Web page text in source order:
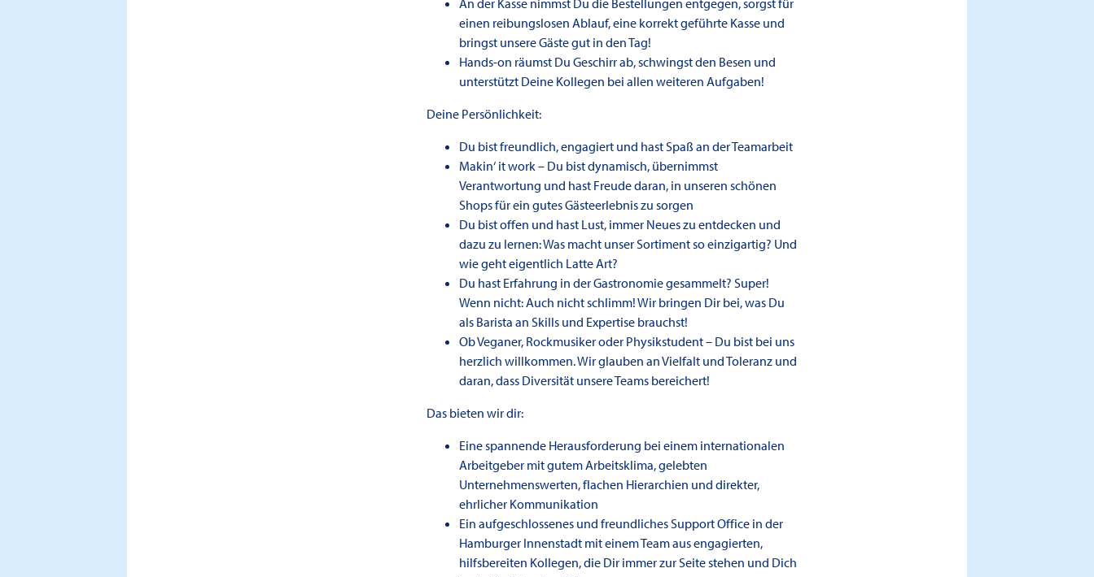
einen reibungslosen Ablauf, eine korrekt geführte Kasse und
bringst unsere Gäste gut in den Tag!
Hands-on räumst Du Geschirr ab, schwingst den Besen und
unterstützt Deine Kollegen bei allen weiteren Aufgaben!
Deine Persönlichkeit:
Du bist freundlich, engagiert und hast Spaß an der Teamarbeit
Makin‘ it work – Du bist dynamisch, übernimmst
Verantwortung und hast Freude daran, in unseren schönen
Shops für ein gutes Gästeerlebnis zu sorgen
Du bist offen und hast Lust, immer Neues zu entdecken und
dazu zu lernen: Was macht unser Sortiment so einzigartig? Und
wie geht eigentlich Latte Art?
Du hast Erfahrung in der Gastronomie gesammelt? Super!
Wenn nicht: Auch nicht schlimm! Wir bringen Dir bei, was Du
als Barista an Skills und Expertise brauchst!
Ob Veganer, Rockmusiker oder Physikstudent – Du bist bei uns
herzlich willkommen. Wir glauben an Vielfalt und Toleranz und
daran, dass Diversität unsere Teams bereichert!
Das bieten wir dir:
Eine spannende Herausforderung bei einem internationalen
Arbeitgeber mit gutem Arbeitsklima, gelebten
Unternehmenswerten, flachen Hierarchien und direkter,
ehrlicher Kommunikation
Ein aufgeschlossenes und freundliches Support Office in der
Hamburger Innenstadt mit einem Team aus engagierten,
hilfsbereiten Kollegen, die Dir immer zur Seite stehen und Dich